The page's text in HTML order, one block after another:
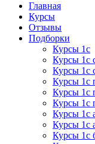
Курсы 1С
Курсы 1СГлавная
Курсы
Отзывы
Подборки
Курсы 1с
Курсы 1с
Курсы 1с
Курсы 1с
Курсы 1с
Курсы 1с
Курсы 1с
Курсы 1с
Курсы 1с